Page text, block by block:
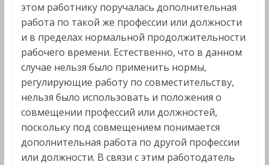
этом работнику поручалась дополнительная
работа по такой же профессии или должности
и в пределах нормальной продолжительности
рабочего времени. Естественно, что в данном
случае нельзя было применить нормы,
регулирующие работу по совместительству,
нельзя было использовать и положения о
совмещении профессий или должностей,
поскольку под совмещением понимается
дополнительная работа по другой профессии
или должности. В связи с этим работодатель